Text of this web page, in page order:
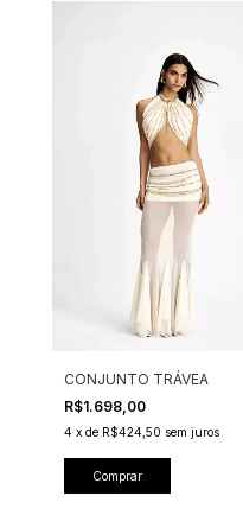
CONJUNTO TRÁVEA
R$1.698,00
4 x de R$424,50 sem juros
Comprar